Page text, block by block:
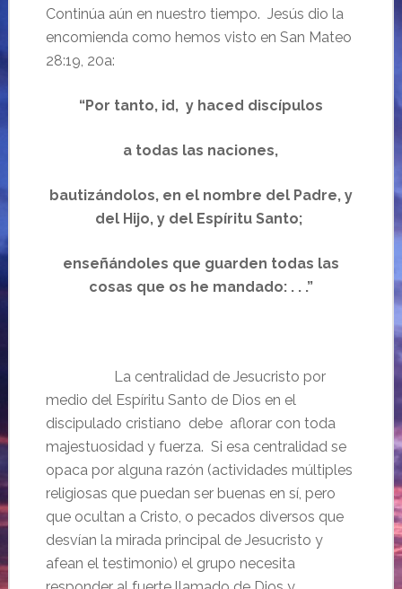
Continúa aún en nuestro tiempo. Jesús dio la
encomienda como hemos visto en San Mateo
28:19, 20a:
“Por tanto, id, y haced discípulos
a todas las naciones,
bautizándolos, en el nombre del Padre, y
del Hijo, y del Espíritu Santo;
enseñándoles que guarden todas las
cosas que os he mandado: . . .”
La centralidad de Jesucristo por
medio del Espíritu Santo de Dios en el
discipulado cristiano debe aflorar con toda
majestuosidad y fuerza. Si esa centralidad se
opaca por alguna razón (actividades múltiples
religiosas que puedan ser buenas en sí, pero
que ocultan a Cristo, o pecados diversos que
desvían la mirada principal de Jesucristo y
afean el testimonio) el grupo necesita